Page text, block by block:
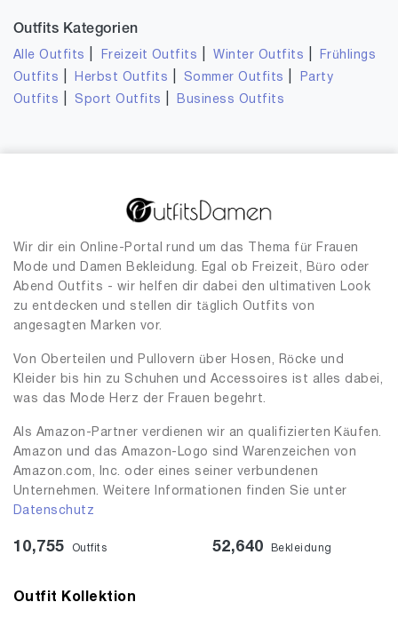
Outfits Kategorien
Alle Outfits Freizeit Outfits |Winter Outfits
Frühlings
Outfits
Herbst Outfits Sommer Outfits
Party
Outfits
Sport Outfits Business Outfits
Wir dir ein Online-Portal rund um das Thema für Frauen
Mode und Damen Bekleidung. Egal ob Freizeit, Büro oder
Abend Outfits - wir helfen dir dabei den ultimativen Look
zu entdecken und stellen dir täglich Outfits von
angesagten Marken vor.
Von Oberteilen und Pullovern über Hosen, Röcke und
Kleider bis hin zu Schuhen und Accessoires ist alles dabei,
was das Mode Herz der Frauen begehrt.
Als Amazon-Partner verdienen wir an qualifizierten Käufen.
Amazon und das Amazon-Logo sind Warenzeichen von
Amazon.com, Inc. oder eines seiner verbundenen
Unternehmen. Weitere Informationen finden Sie unter
Datenschutz
10,755 Outfits 52,640 Bekleidung
Outfit Kollektion